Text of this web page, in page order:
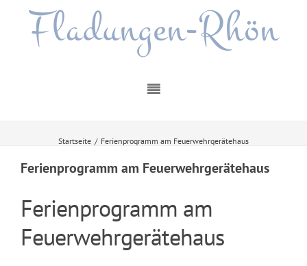
Fladungen-Rhön
Startseite / Ferienprogramm am Feuerwehrgerätehaus
Ferienprogramm am Feuerwehrgerätehaus
Ferienprogramm am
Feuerwehrgerätehaus